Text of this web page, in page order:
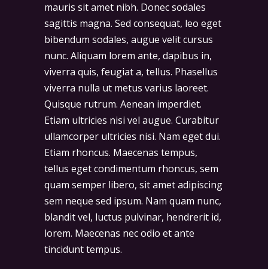
mauris sit amet nibh. Donec sodales
sagittis magna. Sed consequat, leo eget
bibendum sodales, augue velit cursus
nunc. Aliquam lorem ante, dapibus in,
viverra quis, feugiat a, tellus. Phasellus
viverra nulla ut metus varius laoreet.
Quisque rutrum. Aenean imperdiet.
Etiam ultricies nisi vel augue. Curabitur
ullamcorper ultricies nisi. Nam eget dui.
Etiam rhoncus. Maecenas tempus,
tellus eget condimentum rhoncus, sem
quam semper libero, sit amet adipiscing
sem neque sed ipsum. Nam quam nunc,
blandit vel, luctus pulvinar, hendrerit id,
lorem. Maecenas nec odio et ante
tincidunt tempus.